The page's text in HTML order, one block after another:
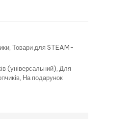
, Товари для STEAM-
(універсальний), Для
, На подарунок